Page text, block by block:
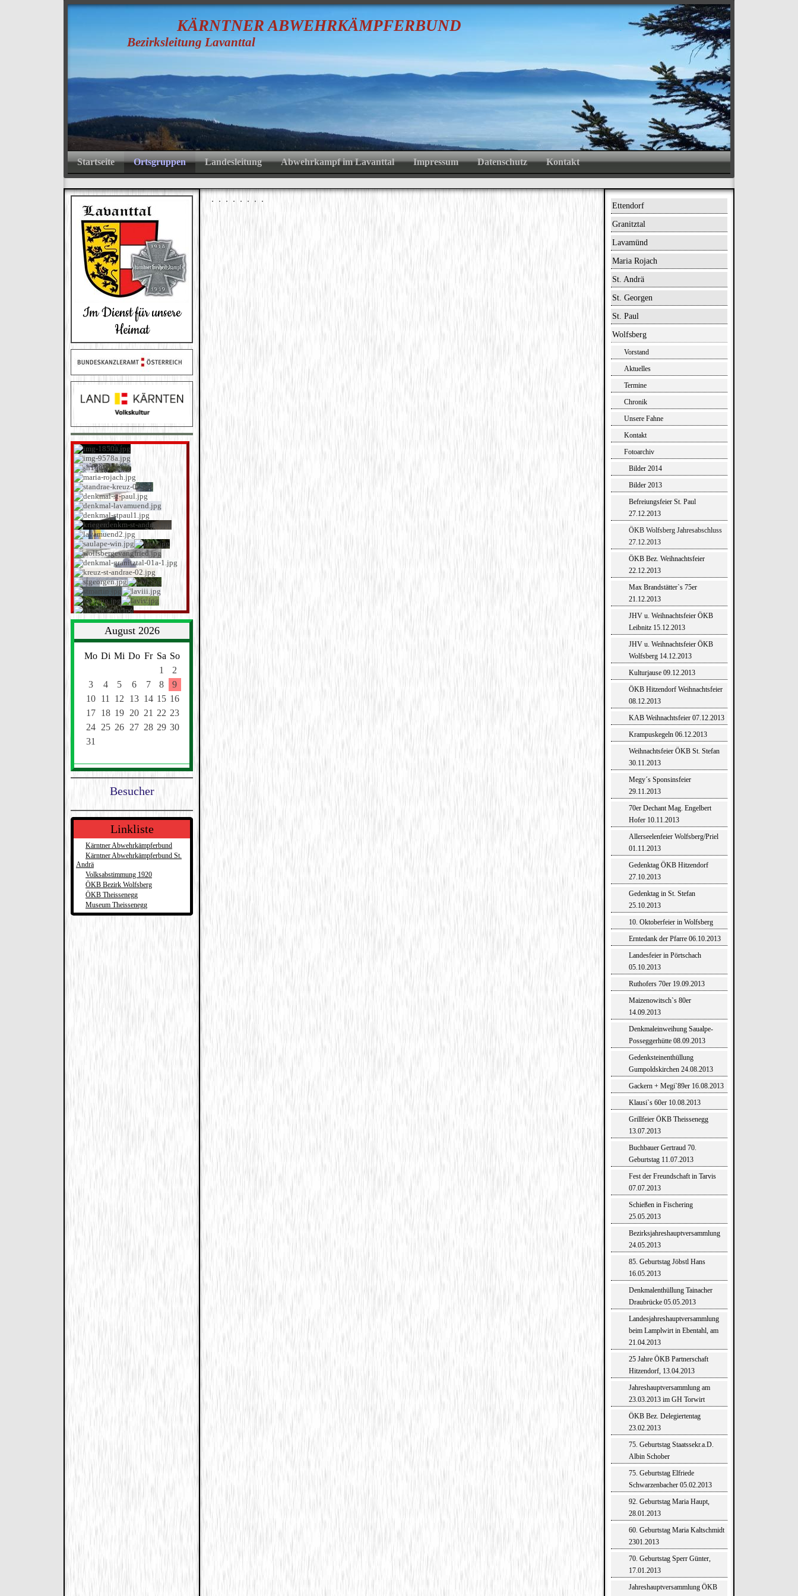
KÄRNTNERABWEHRKÄMPFERBUND .
Bezirksleitung Lavanttal
Startseite Ortsgruppen Landesleitung Abwehrkampf im Lavanttal Impressum Datenschutz Kontakt
Im Dienst für unsere
Heimat
August 2026
Mo Di Mi Do Fr Sa So
1
2
3
4 5 6 7 8
9
10
11 12 13 14 15 16
17
18 19 20 21 22 23
24
25 26 27 28 29 30
31
Besucher
Linkliste
Kärntner Abwehrkämpferbund
Kärntner Abwehrkämpferbund St.
Andrä
Volksabstimmung 1920
ÖKB Bezirk Wolfsberg
ÖKB Theissenegg
Museum Theissenegg
Ettendorf
Granitztal
Lavamünd
Maria Rojach
St. Andrä
St. Georgen
St. Paul
Wolfsberg
Vorstand
Aktuelles
Termine
Chronik
Unsere Fahne
Kontakt
Fotoarchiv
Bilder 2014
Bilder 2013
Befreiungsfeier St. Paul
27.12.2013
ÖKB Wolfsberg Jahresabschluss
27.12.2013
ÖKB Bez. Weihnachtsfeier
22.12.2013
Max Brandstätter`s 75er
21.12.2013
JHV u. Weihnachtsfeier ÖKB
Leibnitz 15.12.2013
JHV u. Weihnachtsfeier ÖKB
Wolfsberg 14.12.2013
Kulturjause 09.12.2013
ÖKB Hitzendorf Weihnachtsfeier
08.12.2013
KAB Weihnachtsfeier 07.12.2013
Krampuskegeln 06.12.2013
Weihnachtsfeier ÖKB St. Stefan
30.11.2013
Megy´s Sponsinsfeier
29.11.2013
70er Dechant Mag. Engelbert
Hofer 10.11.2013
Allerseelenfeier Wolfsberg/Priel
01.11.2013
Gedenktag ÖKB Hitzendorf
27.10.2013
Gedenktag in St. Stefan
25.10.2013
10. Oktoberfeier in Wolfsberg
Erntedank der Pfarre 06.10.2013
Landesfeier in Pörtschach
05.10.2013
Ruthofers 70er 19.09.2013
Maizenowitsch`s 80er
14.09.2013
Denkmaleinweihung Saualpe-
Posseggerhütte 08.09.2013
Gedenksteinenthüllung
Gumpoldskirchen 24.08.2013
Gackern + Megi`89er 16.08.2013
Klausi`s 60er 10.08.2013
Grillfeier ÖKB Theissenegg
13.07.2013
Buchbauer Gertraud 70.
Geburtstag 11.07.2013
Fest der Freundschaft in Tarvis
07.07.2013
Schießen in Fischering
25.05.2013
Bezirksjahreshauptversammlung
24.05.2013
85. Geburtstag Jöbstl Hans
16.05.2013
Denkmalenthüllung Tainacher
Draubrücke 05.05.2013
Landesjahreshauptversammlung
beim Lamplwirt in Ebentahl, am
21.04.2013
25 Jahre ÖKB Partnerschaft
Hitzendorf, 13.04.2013
Jahreshauptversammlung am
23.03.2013 im GH Torwirt
ÖKB Bez. Delegiertentag
23.02.2013
75. Geburtstag Staatssekr.a.D.
Albin Schober
75. Geburtstag Elfriede
Schwarzenbacher 05.02.2013
92. Geburtstag Maria Haupt,
28.01.2013
60. Geburtstag Maria Kaltschmidt
2301.2013
70. Geburtstag Sperr Günter,
17.01.2013
Jahreshauptversammlung ÖKB